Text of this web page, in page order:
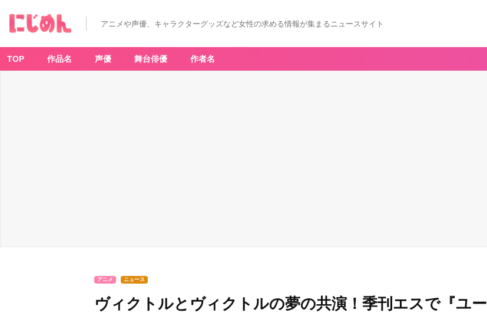
アニメや声優、キャラクターグッズなど女性の求める情報が集まるニュースサイト
TOP 作品名 声優 舞台俳優 作者名
アニメ ニュース
ヴィクトルとヴィクトルの夢の共演！季刊エスで『ユー